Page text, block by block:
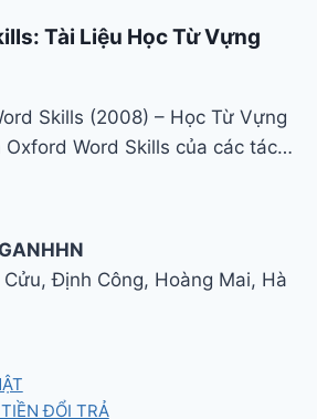
Tài Liệu Học Từ Vựng
Skills (2008) – Học Từ Vựng
Oxford Word Skills của các tác…
Định Công, Hoàng Mai, Hà
ĐỔI TRẢ